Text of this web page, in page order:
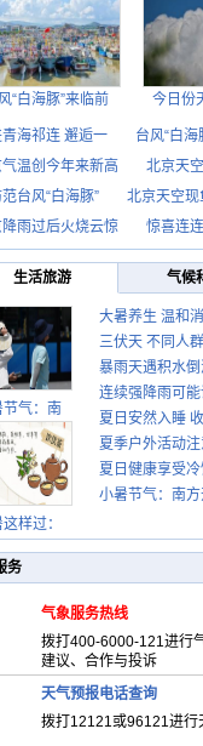
“白海豚”来临前 今日份
海祁连 邂逅一
台风“白海
温创今年来新高
北京天
台风“白海豚”
北京天空
雨过后火烧云惊
惊喜连
生活旅游 气候
节气：南
样过：
大暑养生 温和
三伏天 不同人
请收好
暴雨天遇积水
示请收好
连续强降雨可
这些前兆要知道
夏日安然入睡
贴士
夏季户外活动
健身两不误
夏日健康享受
一控制”
小暑节气：南方
务
气象服务热线
拨打400-6000-121进行
建议、合作与投诉
天气预报电话查询
拨打12121或96121进行